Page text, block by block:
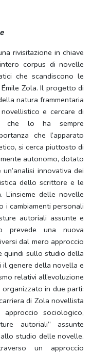
rivisitazione in chiave
corpus di novelle
che scandiscono le
Zola. Il progetto di
natura frammentaria
e cercare di
che lo ha sempre
che l’apparato
si cerca piuttosto di
autonomo, dotato
innovativa dei
dello scrittore e le
delle novelle
i cambiamenti personali
autoriali assunte e
prevede una nuova
dal mero approccio
quindi sullo studio della
genere della novella e
relativi all’evoluzione
in due parti:
di Zola novellista
sociologico,
autoriali” assunte
studio delle novelle.
un approccio